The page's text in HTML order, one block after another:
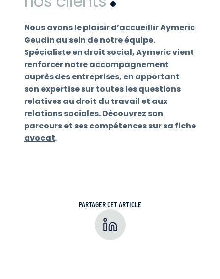
Nous avons le plaisir d’accueillir Aymeric
Geudin au sein de notre équipe.
Spécialiste en droit social, Aymeric vient
renforcer notre accompagnement
auprès des entreprises, en apportant
son expertise sur toutes les questions
relatives au droit du travail et aux
relations sociales. Découvrez son
parcours et ses compétences sur sa fiche
avocat.
PARTAGER CET ARTICLE